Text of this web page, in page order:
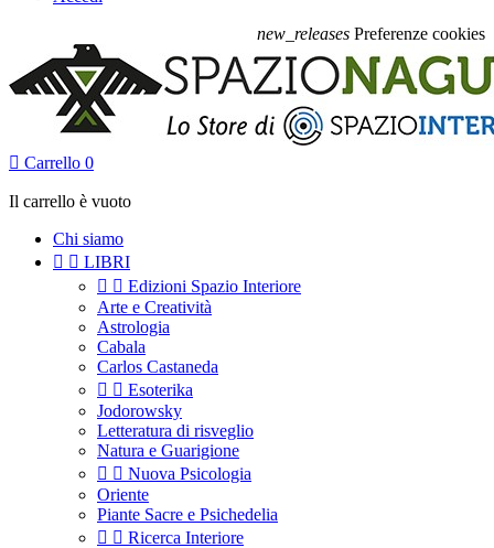
new_releases Preferenze cookies
 Carrello 0
Il carrello è vuoto
Chi siamo
  LIBRI
  Edizioni Spazio Interiore
Arte e Creatività
Astrologia
Cabala
Carlos Castaneda
  Esoterika
Jodorowsky
Letteratura di risveglio
Natura e Guarigione
  Nuova Psicologia
Oriente
Piante Sacre e Psichedelia
  Ricerca Interiore